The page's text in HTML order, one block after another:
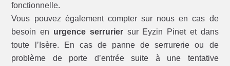
fonctionnelle.
Vous pouvez également compter sur nous en cas de
besoin en urgence serruriersur Eyzin Pinet et dans
toute l’Isère. En cas de panne de serrurerie ou de
problème de porte d’entrée suite à une tentative